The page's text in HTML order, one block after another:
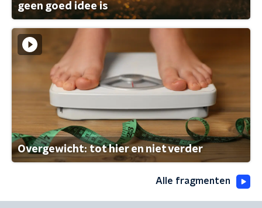
geen goed idee is
Overgewicht: tot hier en niet verder
Alle fragmenten